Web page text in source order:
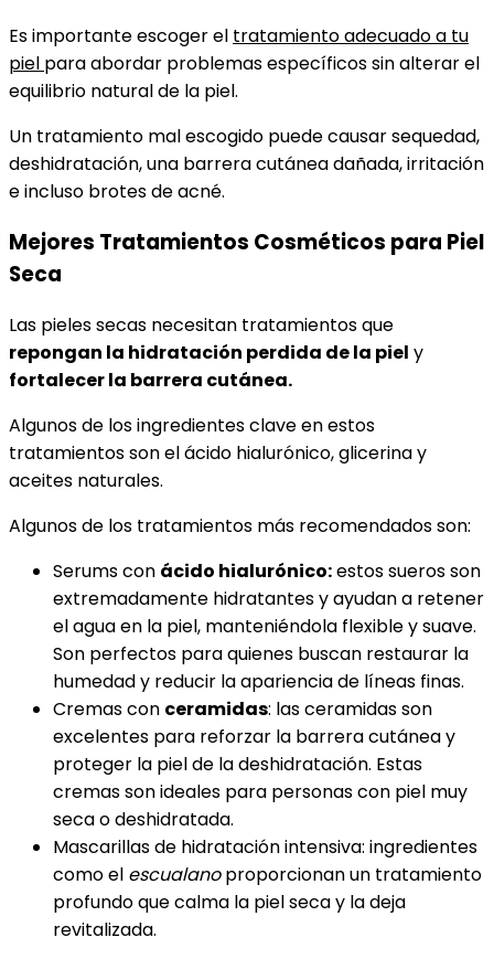
Es importante escoger el tratamiento adecuado a tu
piel para abordar problemas específicos sin alterar el
equilibrio natural de la piel.
Un tratamiento mal escogido puede causar sequedad,
deshidratación, una barrera cutánea dañada, irritación
e incluso brotes de acné.
Mejores Tratamientos Cosméticos para Piel
Seca
Las pieles secas necesitan tratamientos que
repongan la hidratación perdida de la piel y
fortalecer la barrera cutánea.
Algunos de los ingredientes clave en estos
tratamientos son el ácido hialurónico, glicerina y
aceites naturales.
Algunos de los tratamientos más recomendados son:
Serums con ácido hialurónico:estos sueros son
extremadamente hidratantes y ayudan a retener
el agua en la piel, manteniéndola flexible y suave.
Son perfectos para quienes buscan restaurar la
humedad y reducir la apariencia de líneas finas.
Cremas con ceramidas: las ceramidas son
excelentes para reforzar la barrera cutánea y
proteger la piel de la deshidratación. Estas
cremas son ideales para personas con piel muy
seca o deshidratada.
Mascarillas de hidratación intensiva: ingredientes
como el escualanoproporcionan un tratamiento
profundo que calma la piel seca y la deja
revitalizada.